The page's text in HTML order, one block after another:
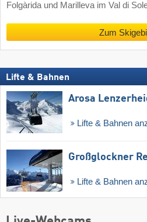
Folgàrida und Marilleva im Val di
Zum
Lifte & Bahnen
Arosa
Lifte & Bahnen
Großglockner
Lifte & Bahnen